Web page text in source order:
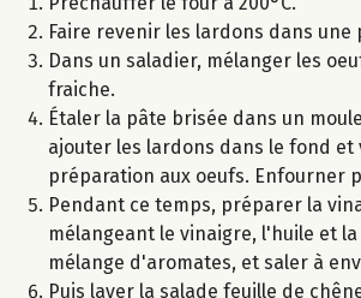
Faire revenir les lardons dans une
Dans un saladier, mélanger les
fraiche.
Étaler la pâte brisée dans un
ajouter les lardons dans le fond et
préparation aux oeufs. Enfourner
Pendant ce temps, préparer la
mélangeant le vinaigre, l'huile et
mélange d'aromates, et saler à
Puis laver la salade feuille de